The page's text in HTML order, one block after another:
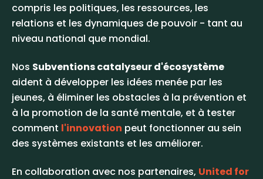
compris les politiques, les ressources, les
relations et les dynamiques de pouvoir - tant au
niveau national que mondial.
Nos Subventions catalyseur d'écosystème
aident à développer les idées menée par les
jeunes, à éliminer les obstacles à la prévention et
à la promotion de la santé mentale, et à tester
comment l'innovation peut fonctionner au sein
des systèmes existants et les améliorer.
En collaboration avec nos partenaires, United for